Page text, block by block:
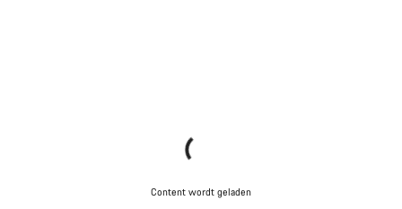
Content wordt geladen